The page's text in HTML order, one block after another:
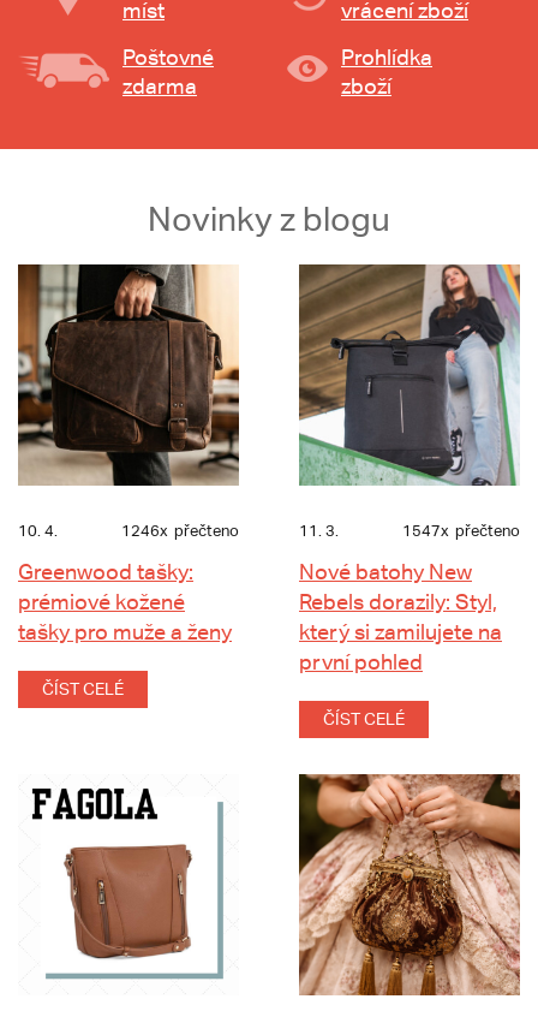
míst
vrácení zboží
Poštovné
zdarma
Prohlídka
zboží
Novinky z blogu
10. 4. 1246x přečteno
Greenwood tašky:
prémiové kožené
tašky pro muže a ženy
ČÍST CELÉ
11. 3. 1547x přečteno
Nové batohy New
Rebels dorazily: Styl,
který si zamilujete na
první pohled
ČÍST CELÉ